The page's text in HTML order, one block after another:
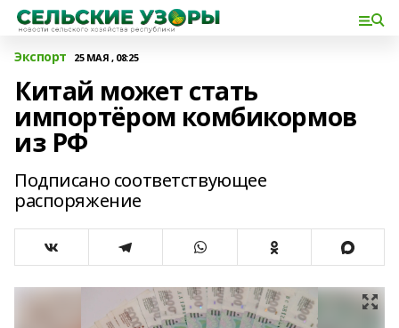
Экспорт 25 МАЯ , 08:25
Китай может стать
импортёром комбикормов
из РФ
Подписано соответствующее
распоряжение